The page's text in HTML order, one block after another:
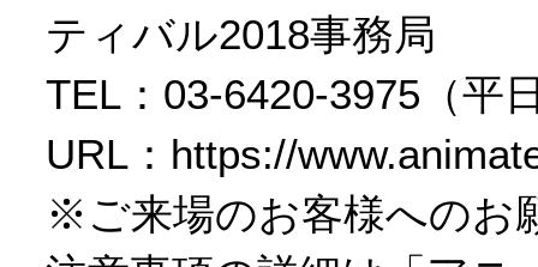
ティバル2018事務局
TEL：03-6420-3975（平
URL： https://
※ご来場のお客様へのお